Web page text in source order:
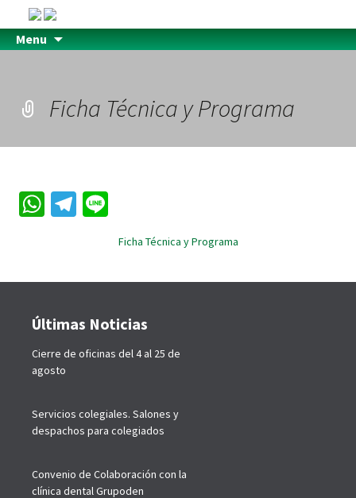
Menu
Ficha Técnica y Programa
W
sA
p
Te
a
n
eFicha Técnica y Programa
Últimas Noticias
Cierre de oficinas del 4 al 25 de
agosto
Servicios colegiales. Salones y
despachos para colegiados
Convenio de Colaboración con la
clínica dental Grupoden